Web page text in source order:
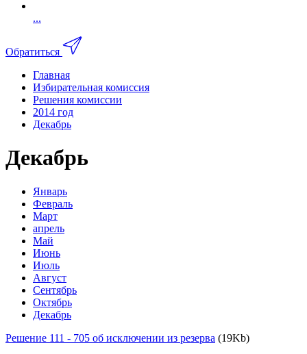
...
Обратиться
Главная
Избирательная комиссия
Решения комиссии
2014 год
Декабрь
Декабрь
Январь
Февраль
Март
апрель
Май
Июнь
Июль
Август
Сентябрь
Октябрь
Декабрь
Решение 111 - 705 об исключении из резерва (19Kb)